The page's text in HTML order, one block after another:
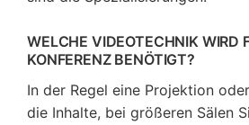
WELCHE VIDEOTECHNIK WIRD
KONFERENZ BENÖTIGT?
In der Regel eine Projektion
die Inhalte, bei größeren Sälen